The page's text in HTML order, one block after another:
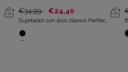
€34,99 €24,40
Sujetador con aros blanco Perfect